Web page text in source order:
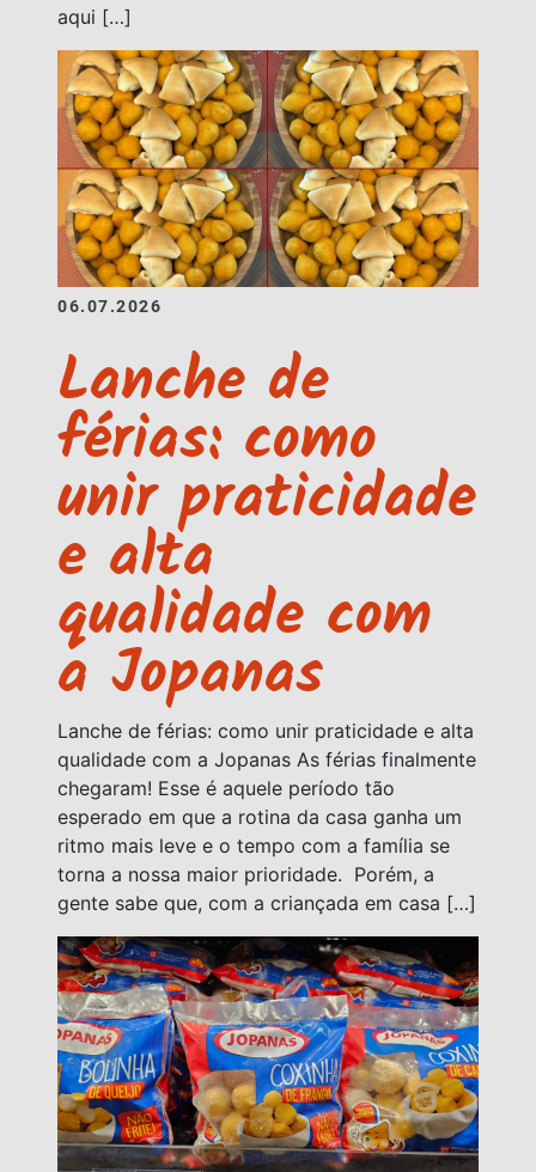
aqui […]
06.07.2026
Lanche de
férias: como
unir praticidade
e alta
qualidade com
a Jopanas
Lanche de férias: como unir praticidade e alta
qualidade com a Jopanas As férias finalmente
chegaram! Esse é aquele período tão
esperado em que a rotina da casa ganha um
ritmo mais leve e o tempo com a família se
torna a nossa maior prioridade. Porém, a
gente sabe que, com a criançada em casa […]